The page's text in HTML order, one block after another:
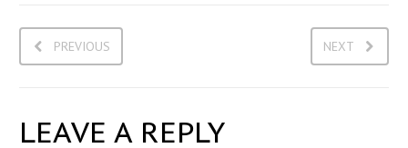
PREVIOUS NEXT
LEAVE A REPLY